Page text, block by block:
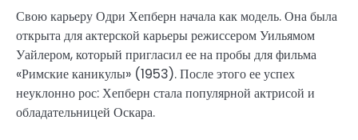
Свою карьеру Одри Хепберн начала как модель. Она была
открыта для актерской карьеры режиссером Уильямом
Уайлером, который пригласил ее на пробы для фильма
«Римские каникулы» (1953). После этого ее успех
неуклонно рос: Хепберн стала популярной актрисой и
обладательницей Оскара.